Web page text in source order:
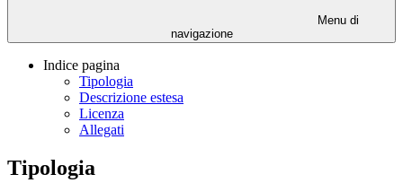
Menu di
navigazione
Indice pagina
Tipologia
Descrizione estesa
Licenza
Allegati
Tipologia